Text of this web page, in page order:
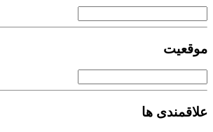
موقعیت
علاقمندی ها